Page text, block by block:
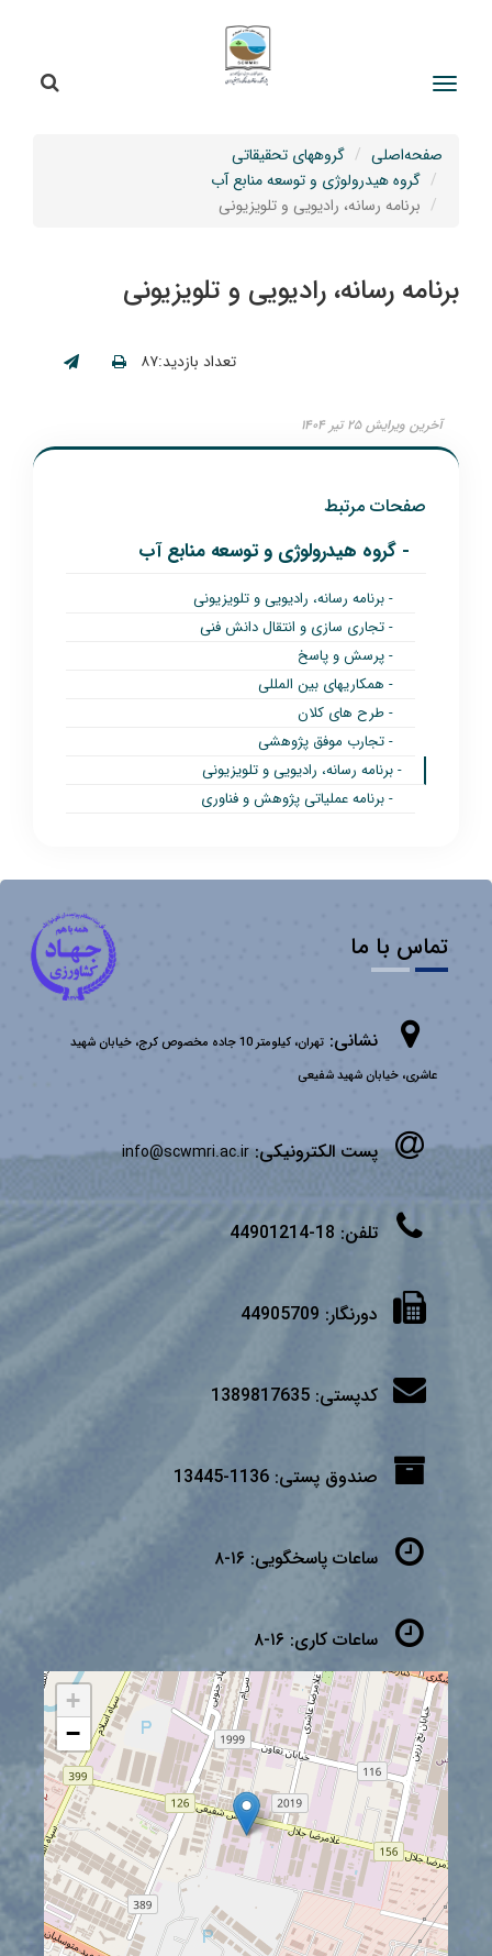
صفحه‌اصلی
گروههای تحقیقاتی
گروه هیدرولوژی و توسعه منابع آب
برنامه رسانه، رادیویی و تلویزیونی
برنامه رسانه، رادیویی و تلویزیونی
تعداد بازدید:۸۷
آخرین ویرایش ۲۵ تیر ۱۴۰۴
صفحات مرتبط
- گروه هیدرولوژی و توسعه منابع آب
- برنامه رسانه، رادیویی و تلویزیونی
- تجاری سازی و انتقال دانش فنی
- پرسش و پاسخ
- همکاریهای بین المللی
- طرح های کلان
- تجارب موفق پژوهشی
- برنامه رسانه، رادیویی و تلویزیونی
- برنامه عملیاتی پژوهش و فناوری
تماس با ما
نشانی:
تهران، کیلومتر 10 جاده مخصوص کرج، خیابان شهید
عاشری، خیابان شهید شفیعی
پست الکترونیکی:info@scwmri.ac.ir
تلفن: 18-44901214
دورنگار: 44905709
کدپستی: 1389817635
صندوق پستی: 1136-13445
ساعات پاسخگویی: ۱۶-۸
ساعات کاری: ۱۶-۸
+
−